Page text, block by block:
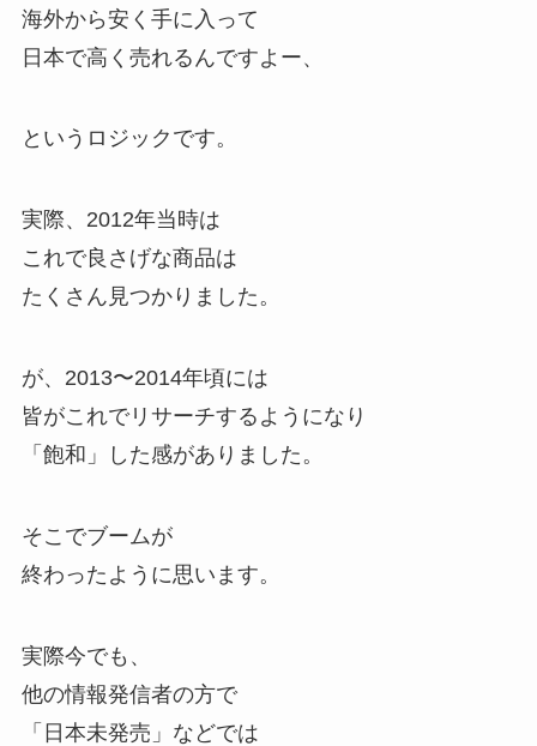
海外から安く手に入って
日本で高く売れるんですよー、
というロジックです。
実際、2012年当時は
これで良さげな商品は
たくさん見つかりました。
が、2013〜2014年頃には
皆がこれでリサーチするようになり
「飽和」した感がありました。
そこでブームが
終わったように思います。
実際今でも、
他の情報発信者の方で
「日本未発売」などでは